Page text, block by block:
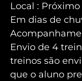
Local :
Em dias de
Envio de 4
treinos são
que o aluno